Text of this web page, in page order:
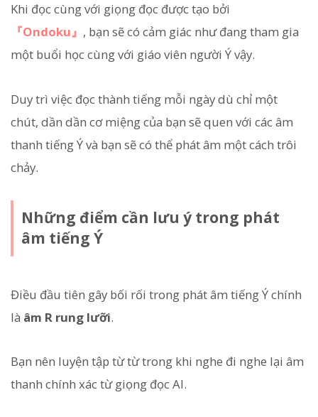
Khi đọc cùng với giọng đọc được tạo bởi
『Ondoku』 , bạn sẽ có cảm giác như đang tham gia
một buổi học cùng với giáo viên người Ý vậy.
Duy trì việc đọc thành tiếng mỗi ngày dù chỉ một
chút, dần dần cơ miệng của bạn sẽ quen với các âm
thanh tiếng Ý và bạn sẽ có thể phát âm một cách trôi
chảy.
Những điểm cần lưu ý trong phát
âm tiếng Ý
Điều đầu tiên gây bối rối trong phát âm tiếng Ý chính
là âm R rung lưỡi.
Bạn nên luyện tập từ từ trong khi nghe đi nghe lại âm
thanh chính xác từ giọng đọc AI.